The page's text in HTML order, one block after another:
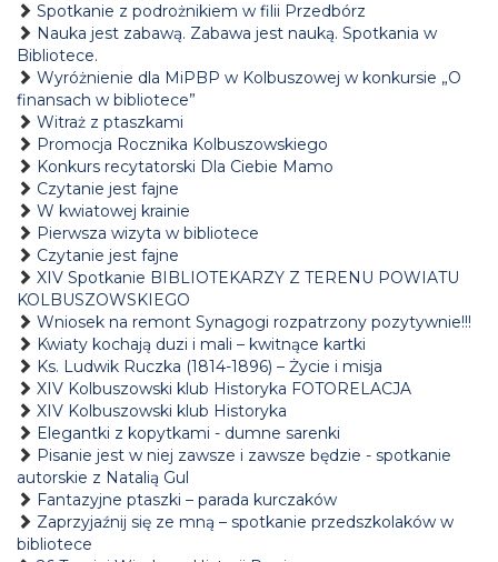
Spotkanie z podrożnikiem w filii Przedbórz
Nauka jest zabawą. Zabawa jest nauką. Spotkania w
Bibliotece.
Wyróżnienie dla MiPBP w Kolbuszowej w konkursie „O
finansach w bibliotece”
Witraż z ptaszkami
Promocja Rocznika Kolbuszowskiego
Konkurs recytatorski Dla Ciebie Mamo
Czytanie jest fajne
W kwiatowej krainie
Pierwsza wizyta w bibliotece
Czytanie jest fajne
XIV Spotkanie BIBLIOTEKARZY Z TERENU POWIATU
KOLBUSZOWSKIEGO
Wniosek na remont Synagogi rozpatrzony pozytywnie!!!
Kwiaty kochają duzi i mali – kwitnące kartki
Ks. Ludwik Ruczka (1814-1896) – Życie i misja
XIV Kolbuszowski klub Historyka FOTORELACJA
XIV Kolbuszowski klub Historyka
Elegantki z kopytkami - dumne sarenki
Pisanie jest w niej zawsze i zawsze będzie - spotkanie
autorskie z Natalią Gul
Fantazyjne ptaszki – parada kurczaków
Zaprzyjaźnij się ze mną – spotkanie przedszkolaków w
bibliotece